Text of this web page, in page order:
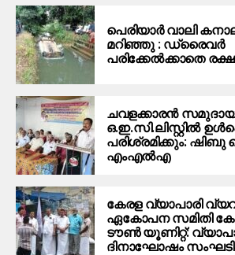
പെരിയാര്‍ വാലി
മറിഞ്ഞു : ഡ്രൈവര്‍
പരിക്കേൽക്കാതെ
ചവളക്കാരൻ
ഒ.ഇ.സി.ലിസ്റ്റിൽ
പരിശ്രമിക്കും: ഷിബു
എംഎൽഎ
കേരള വ്യാപാരി
ഏകോപന സമിതി
ടൗൺ യൂണിറ്റ്:
ദിനാഘോഷം